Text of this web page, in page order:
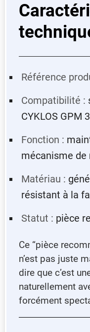
Référence
Compatibilité :
CYKLOS GPM
Fonction :
mécanisme de
Matériau :
résistant à la
Statut : pièce
Ce “pièce
n’est pas juste
dire que c’est
naturellement
forcément